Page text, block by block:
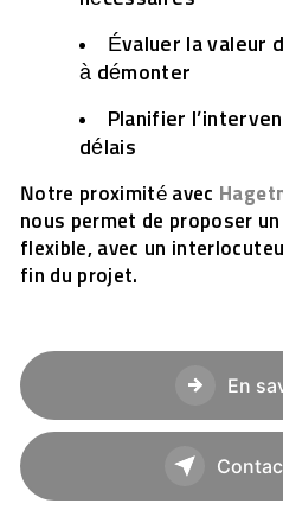
Évaluer la valeur
à démonter
Planifier
délais
Notre proximité avec
nous permet de proposer
flexible, avec un
fin du projet.
En